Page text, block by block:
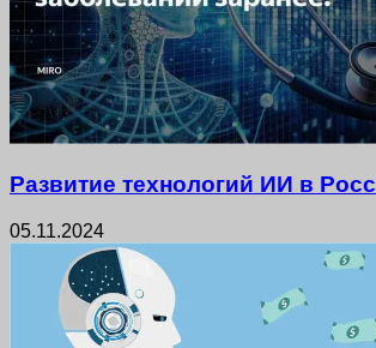
Развитие технологий ИИ в
05.11.2024